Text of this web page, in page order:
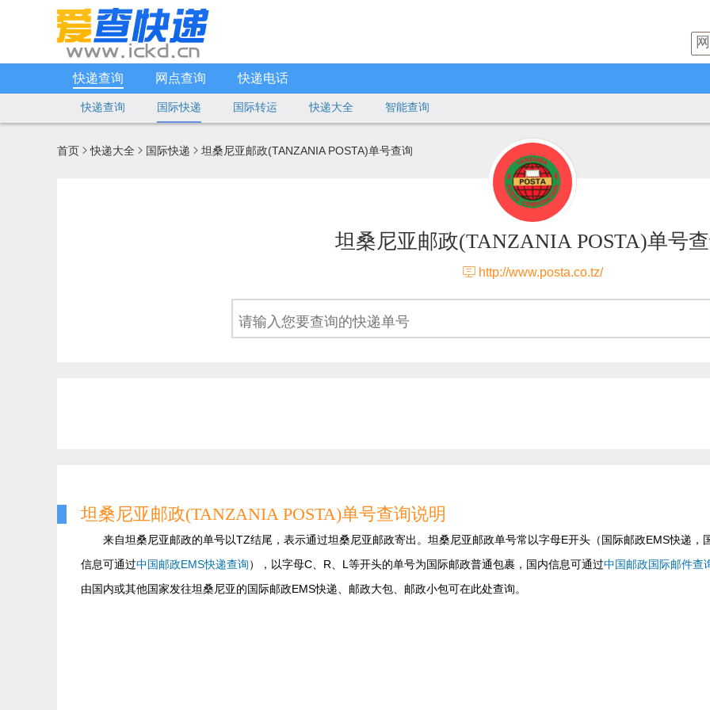
快递查询 网点查询 快递电话
快递查询 国际快递 国际转运 快递大全 智能查询
首页 快递大全  国际快递  坦桑尼亚邮政(TANZANIA POSTA)单号查询
坦桑尼亚邮政(TANZANIA POSTA)单号
 http://www.posta.co.tz/
坦桑尼亚邮政(TANZANIA POSTA)单号查询说明
来自坦桑尼亚邮政的单号以TZ结尾，表示通过坦桑尼亚邮政寄出。坦桑尼亚邮政单号常以字母E开头（国际邮政EMS快递，
信息可通过中国邮政EMS快递查询），以字母C、R、L等开头的单号为国际邮政普通包裹，国内信息可通过中国邮政国际邮件查
由国内或其他国家发往坦桑尼亚的国际邮政EMS快递、邮政大包、邮政小包可在此处查询。